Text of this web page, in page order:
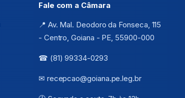
Fale com a Câmara
📍 Av. Mal. Deodoro da Fonseca, 115
- Centro, Goiana - PE, 55900-000
☎ (81) 99334-0293
✉ recepcao@goiana.pe.leg.br